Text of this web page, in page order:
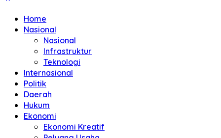
Home
Nasional
Nasional
Infrastruktur
Teknologi
Internasional
Politik
Daerah
Hukum
Ekonomi
Ekonomi Kreatif